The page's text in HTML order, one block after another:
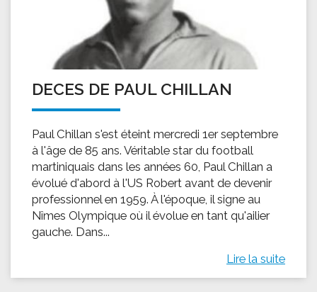
DECES DE PAUL CHILLAN
Paul Chillan s'est éteint mercredi 1er septembre
à l'âge de 85 ans. Véritable star du football
martiniquais dans les années 60, Paul Chillan a
évolué d'abord à l'US Robert avant de devenir
professionnel en 1959. À l'époque, il signe au
Nîmes Olympique où il évolue en tant qu'ailier
gauche. Dans...
Lire la suite